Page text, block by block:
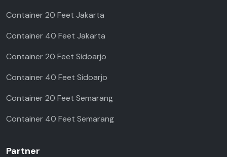
Container 20 Feet Jakarta
Container 40 Feet Jakarta
Container 20 Feet Sidoarjo
Container 40 Feet Sidoarjo
Container 20 Feet Semarang
Container 40 Feet Semarang
Partner